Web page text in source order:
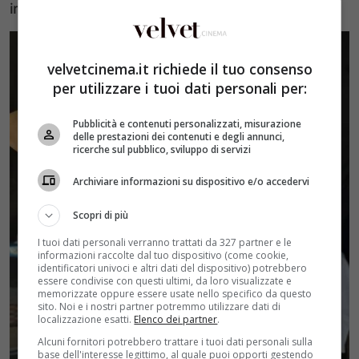
immagini
velvetcinema.it richiede il tuo consenso
per utilizzare i tuoi dati personali per:
Pubblicità e contenuti personalizzati, misurazione
delle prestazioni dei contenuti e degli annunci,
ricerche sul pubblico, sviluppo di servizi
Archiviare informazioni su dispositivo e/o accedervi
Scopri di più
I tuoi dati personali verranno trattati da 327 partner e le
informazioni raccolte dal tuo dispositivo (come cookie,
identificatori univoci e altri dati del dispositivo) potrebbero
essere condivise con questi ultimi, da loro visualizzate e
memorizzate oppure essere usate nello specifico da questo
sito. Noi e i nostri partner potremmo utilizzare dati di
localizzazione esatti. Elenco dei partner.
Alcuni fornitori potrebbero trattare i tuoi dati personali sulla
base dell'interesse legittimo, al quale puoi opporti gestendo